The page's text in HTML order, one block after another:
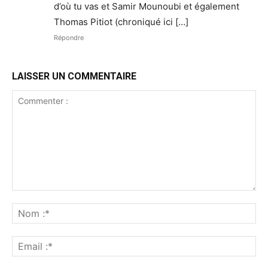
d’où tu vas et Samir Mounoubi et également
Thomas Pitiot (chroniqué ici […]
Répondre
LAISSER UN COMMENTAIRE